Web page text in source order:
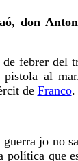
don
febrer del
al
de Franco.
jo no
política que